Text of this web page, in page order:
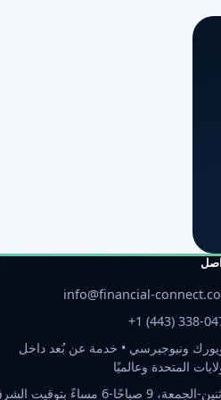
info@financial-
+1 (443) 338-
ونيوجيرسي • خدمة عن بُعد داخل
المتحدة وعالميًا
الإثنين-الجمعة، 9 صباحًا-6 مساءً بتوقيت